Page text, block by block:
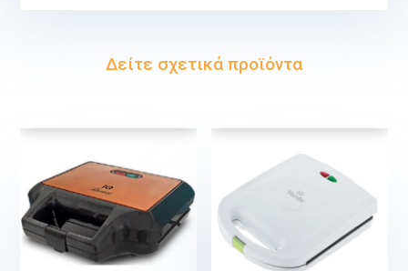
Δείτε σχετικά προϊόντα